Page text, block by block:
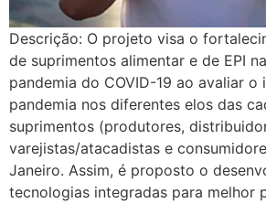
Descrição: O projeto visa o
de suprimentos alimentar e de EPI
pandemia do COVID-19 ao avaliar o
pandemia nos diferentes elos das
suprimentos (produtores,
varejistas/atacadistas e
Janeiro. Assim, é proposto o
tecnologias integradas para melhor